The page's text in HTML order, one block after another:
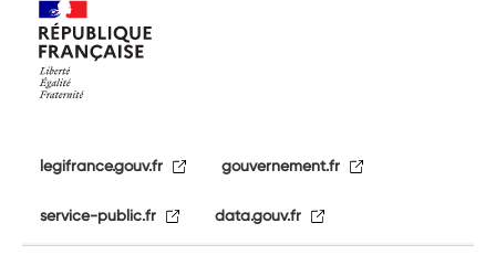
legifrance.gouv.fr gouvernement.fr
service-public.fr data.gouv.fr